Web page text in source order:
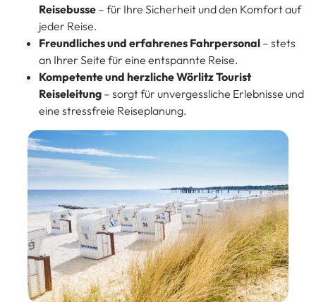
Reisebusse – für Ihre Sicherheit und den Komfort auf
jeder Reise.
Freundliches und erfahrenes Fahrpersonal – stets
an Ihrer Seite für eine entspannte Reise.
Kompetente und herzliche Wörlitz Tourist
Reiseleitung – sorgt für unvergessliche Erlebnisse und
eine stressfreie Reiseplanung.